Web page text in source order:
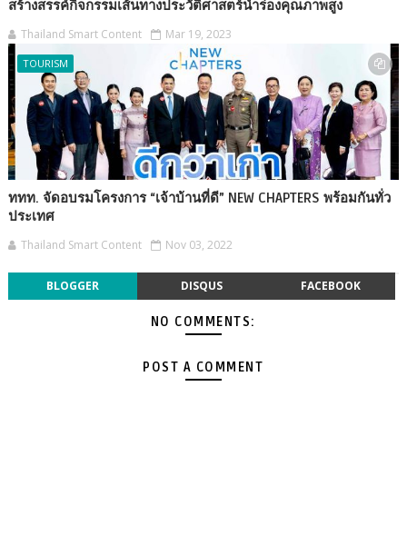
สร้างสรรค์กิจกรรมเส้นทางประวัติศาสตร์นำร่องคุณภาพสูง
Thailand Smart Content Mar 19, 2023
TOURISM
ททท. จัดอบรมโครงการ “เจ้าบ้านที่ดี” NEW CHAPTERS พร้อมกันทั่ว
ประเทศ
Thailand Smart Content Nov 03, 2022
BLOGGER DISQUS FACEBOOK
NO COMMENTS:
POST A COMMENT